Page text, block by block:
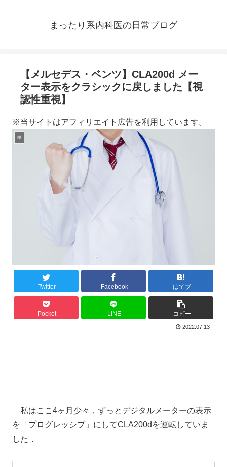
まったり系内科医の日常ブログ
【メルセデス・ベンツ】CLA200d メー
ター表示をクラシックに戻しました【視
認性重視】
※当サイトはアフィリエイト広告を利用しています。
車
Twitter Facebook はてブ
Pocket LINE コピー
2022.07.13
私はここ4ヶ月少々，ずっとデジタルメーターの表示
を「プログレッシブ」にしてCLA200dを運転していま
した．